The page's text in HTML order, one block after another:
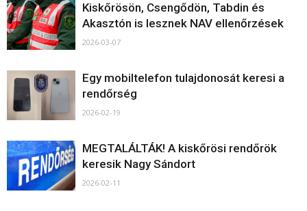
Kiskőrösön, Csengődön, Tabdin és
Akasztón is lesznek NAV ellenőrzések
2026-03-07
Egy mobiltelefon tulajdonosát keresi a
rendőrség
2026-02-19
MEGTALÁLTÁK! A kiskőrösi rendőrök
keresik Nagy Sándort
2026-02-11